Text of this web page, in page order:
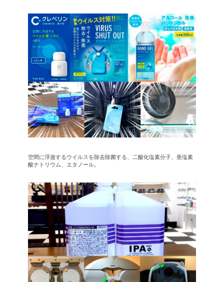
空間に浮遊するウイルスを除去除菌する、二酸化塩素分子、亜塩素
酸ナトリウム、エタノール。